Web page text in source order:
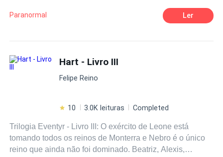
Paranormal Ler
Hart - Livro III
Felipe Reino
10 3.0K leituras Completed
Trilogia Eventyr - Livro III: O exército de Leone está
tomando todos os reinos de Monterra e Nebro é o único
reino que ainda não foi dominado. Beatriz, Alexis,